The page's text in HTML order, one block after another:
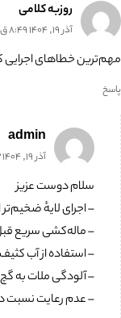
روزبه کلامی
آذر 19, 1404 8:49 ق.ظ
مهم‌ترین خطاهای
پاسخ
admin
آذر 19, 1404 8:52 ق.ظ
سلام دوست عزیز
– اجرای لایهٔ ضخیم‌تر از ۳
– ماله‌کشی سریع
– استفاده از آب
– آلودگی ملات به
– عدم رعایت نسبت